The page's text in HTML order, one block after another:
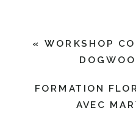
«WORKSHOP
FORMATION
AVEC